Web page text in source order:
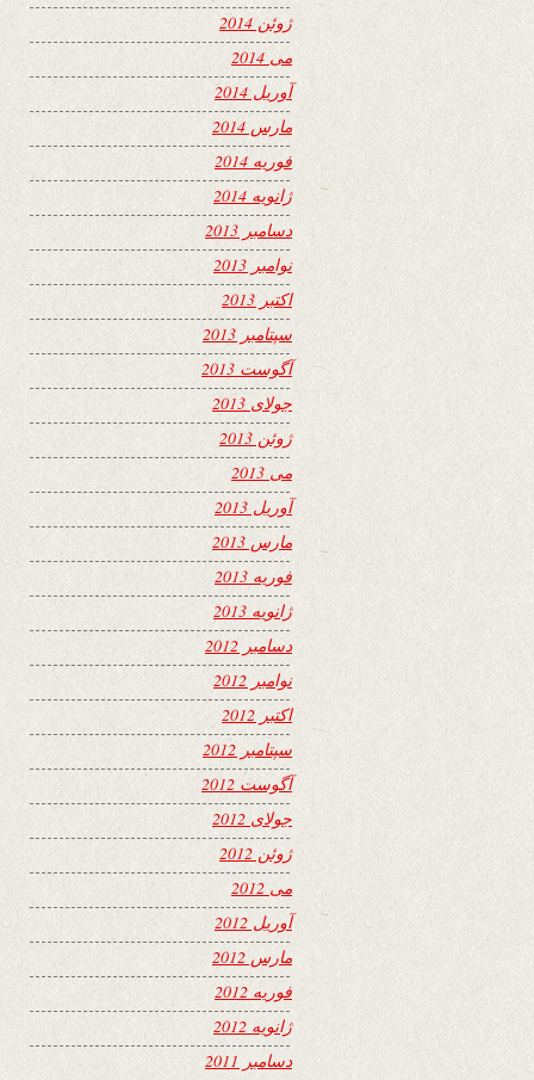
ژوئن 2014
می 2014
آوریل 2014
مارس 2014
فوریه 2014
ژانویه 2014
دسامبر 2013
نوامبر 2013
اکتبر 2013
سپتامبر 2013
آگوست 2013
جولای 2013
ژوئن 2013
می 2013
آوریل 2013
مارس 2013
فوریه 2013
ژانویه 2013
دسامبر 2012
نوامبر 2012
اکتبر 2012
سپتامبر 2012
آگوست 2012
جولای 2012
ژوئن 2012
می 2012
آوریل 2012
مارس 2012
فوریه 2012
ژانویه 2012
دسامبر 2011